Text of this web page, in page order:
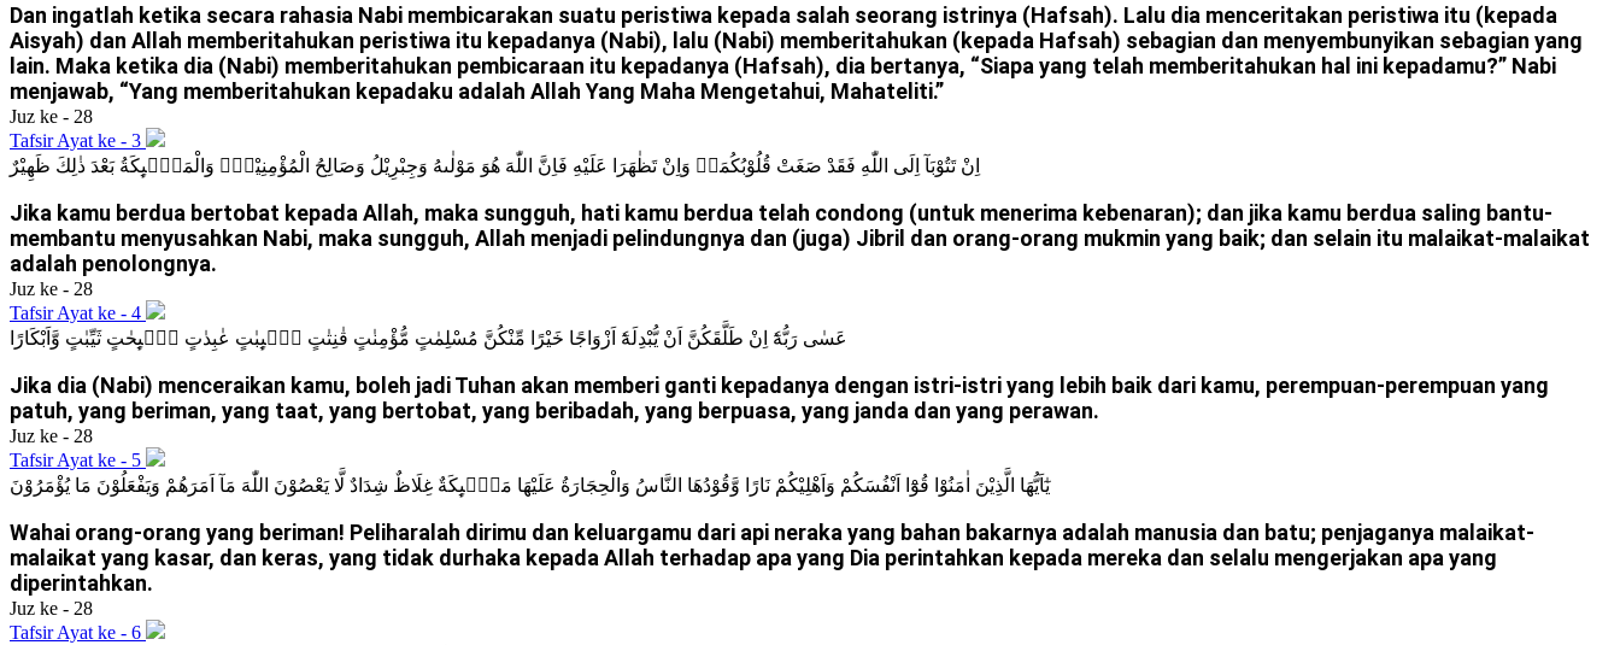
Dan ingatlah ketika secara rahasia Nabi membicarakan suatu peristiwa kepada salah seorang istrinya (Hafsah). Lalu dia menceritakan peristiwa itu (kepada
Aisyah) dan Allah memberitahukan peristiwa itu kepadanya (Nabi), lalu (Nabi) memberitahukan (kepada Hafsah) sebagian dan menyembunyikan sebagian yang
lain. Maka ketika dia (Nabi) memberitahukan pembicaraan itu kepadanya (Hafsah), dia bertanya, “Siapa yang telah memberitahukan hal ini kepadamu?” Nabi
menjawab, “Yang memberitahukan kepadaku adalah Allah Yang Maha Mengetahui, Mahateliti.”
Juz ke - 28
Tafsir Ayat ke - 3
اِنْ تَتُوْبَآ اِلَى اللّٰهِ فَقَدْ صَغَتْ قُلُوْبُكُمَاۚ وَاِنْ تَظٰهَرَا عَلَيْهِ فَاِنَّ اللّٰهَ هُوَ مَوْلٰىهُ وَجِبْرِيْلُ وَصَالِحُ الْمُؤْمِنِيْنَۚ وَالْمَلٰۤىِٕكَةُ بَعْدَ ذٰلِكَ ظَهِيْرٌ
Jika kamu berdua bertobat kepada Allah, maka sungguh, hati kamu berdua telah condong (untuk menerima kebenaran); dan jika kamu berdua saling bantu-
membantu menyusahkan Nabi, maka sungguh, Allah menjadi pelindungnya dan (juga) Jibril dan orang-orang mukmin yang baik; dan selain itu malaikat-malaikat
adalah penolongnya.
Juz ke - 28
Tafsir Ayat ke - 4
عَسٰى رَبُّهٗٓ اِنْ طَلَّقَكُنَّ اَنْ يُّبْدِلَهٗٓ اَزْوَاجًا خَيْرًا مِّنْكُنَّ مُسْلِمٰتٍ مُّؤْمِنٰتٍ قٰنِتٰتٍ تٰۤىِٕبٰتٍ عٰبِدٰتٍ سٰۤىِٕحٰتٍ ثَيِّبٰتٍ وَّاَبْكَارًا
Jika dia (Nabi) menceraikan kamu, boleh jadi Tuhan akan memberi ganti kepadanya dengan istri-istri yang lebih baik dari kamu, perempuan-perempuan yang
patuh, yang beriman, yang taat, yang bertobat, yang beribadah, yang berpuasa, yang janda dan yang perawan.
Juz ke - 28
Tafsir Ayat ke - 5
يٰٓاَيُّهَا الَّذِيْنَ اٰمَنُوْا قُوْٓا اَنْفُسَكُمْ وَاَهْلِيْكُمْ نَارًا وَّقُوْدُهَا النَّاسُ وَالْحِجَارَةُ عَلَيْهَا مَلٰۤىِٕكَةٌ غِلَاظٌ شِدَادٌ لَّا يَعْصُوْنَ اللّٰهَ مَآ اَمَرَهُمْ وَيَفْعَلُوْنَ مَا يُؤْمَرُوْنَ
Wahai orang-orang yang beriman! Peliharalah dirimu dan keluargamu dari api neraka yang bahan bakarnya adalah manusia dan batu; penjaganya malaikat-
malaikat yang kasar, dan keras, yang tidak durhaka kepada Allah terhadap apa yang Dia perintahkan kepada mereka dan selalu mengerjakan apa yang
diperintahkan.
Juz ke - 28
Tafsir Ayat ke - 6